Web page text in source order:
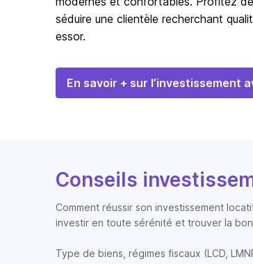
séduire une clientèle recherchant
essor.
En savoir + sur l’investissement
Conseils
Comment réussir son investissement
investir en toute sérénité et trouver la
Type de biens, régimes fiscaux (LCD,